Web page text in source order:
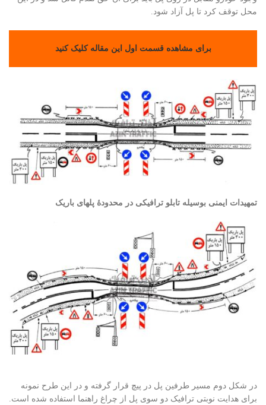
محل توقف کرد تا پل آزاد شود.
برای مشاهده قسمت اول این مقاله کلیک کنید
تمهیدات ایمنی بوسیله تابلو ترافیکی در محدودۀ پلهای باریک
در شکل دوم مسیر طرفین پل در پیچ قرار گرفته و در این طرح نمونه
برای هدایت نوبتی ترافیک دو سوی پل از چراغ راهنما استفاده شده است.